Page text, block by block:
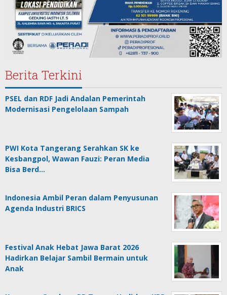
Berita Terkini
PSEL dan RDF Jadi Andalan Pemerintah
Modernisasi Pengelolaan Sampah
PWI Kota Tangerang Serahkan SK ke
Kesbangpol, Wawan Fauzi: Peran Media
Bisa Berd…
Indonesia Ambil Peran dalam Penyusunan
Agenda Industri BRICS
Festival Anak Hebat Jawa Barat 2026
Hadirkan Belajar Sambil Bermain untuk
Anak